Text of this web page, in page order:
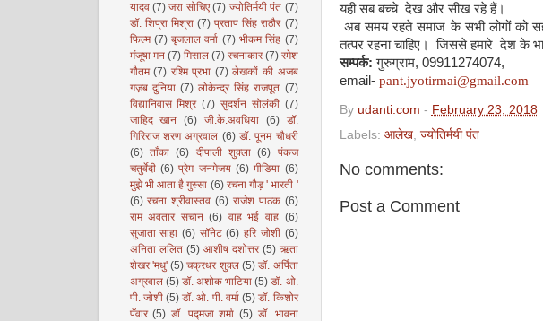
यही सब बच्चे देख और सीख रहे हैं।
अब समय रहते समाज के सभी लोगों को
तत्पर रहना चाहिए। जिससे हमारे देश के
सम्पर्क: गुरुग्राम, 09911274074,
email- pant.jyotirmai@gmail.com
By udanti.com - February 23, 2018
Labels: आलेख, ज्योतिर्मयी पंत
No comments:
Post a Comment
यादव (7) जरा सोचिए (7) ज्योतिर्मयी पंत (7)
डॉ. शिप्रा मिश्रा (7) प्रताप सिंह राठौर (7)
फिल्म (7) बृजलाल वर्मा (7) भीकम सिंह (7)
मंजूषा मन (7) मिसाल (7) रचनाकार (7) रमेश
गौतम (7) रश्मि प्रभा (7) लेखकों की अजब
गज़ब दुनिया (7) लोकेन्द्र सिंह राजपूत (7)
विद्यानिवास मिश्र (7) सुदर्शन सोलंकी (7)
जाहिद खान (6) जी.के.अवधिया (6) डॉ.
गिरिराज शरण अग्रवाल (6) डॉ. पूनम चौधरी
(6) ताँका (6) दीपाली शुक्ला (6) पंकज
चतुर्वेदी (6) प्रेम जनमेजय (6) मीडिया (6)
मुझे भी आता है गुस्सा (6) रचना गौड़ ' भारती '
(6) रचना श्रीवास्तव (6) राजेश पाठक (6)
राम अवतार सचान (6) वाह भई वाह (6)
सुजाता साहा (6) सॉनेट (6) हरि जोशी (6)
अनिता ललित (5) आशीष दशोत्तर (5) ऋता
शेखर 'मधु' (5) चक्रधर शुक्ल (5) डॉ. अर्पिता
अग्रवाल (5) डॉ. अशोक भाटिया (5) डॉ. ओ.
पी. जोशी (5) डॉ. ओ. पी. वर्मा (5) डॉ. किशोर
पँवार (5) डॉ. पद्मजा शर्मा (5) डॉ. भावना